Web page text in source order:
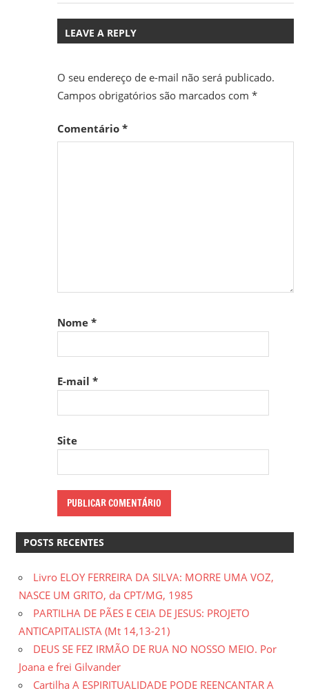
LEAVE A REPLY
O seu endereço de e-mail não será publicado.
Campos obrigatórios são marcados com *
Comentário *
Nome *
E-mail *
Site
POSTS RECENTES
Livro ELOY FERREIRA DA SILVA: MORRE UMA VOZ,
NASCE UM GRITO, da CPT/MG, 1985
PARTILHA DE PÃES E CEIA DE JESUS: PROJETO
ANTICAPITALISTA (Mt 14,13-21)
DEUS SE FEZ IRMÃO DE RUA NO NOSSO MEIO. Por
Joana e frei Gilvander
Cartilha A ESPIRITUALIDADE PODE REENCANTAR A